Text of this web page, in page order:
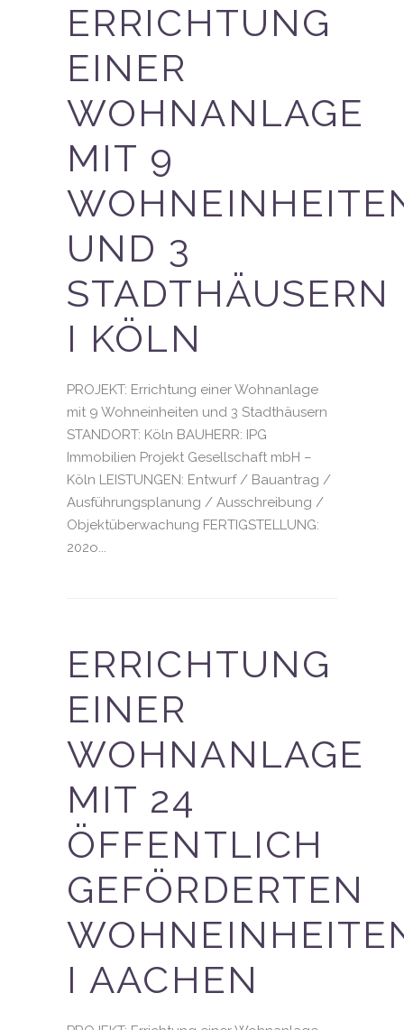
ERRICHTUNG
EINER
WOHNANLAGE
MIT 9
UND 3
STADTHÄUSERN
I KÖLN
PROJEKT: Errichtung einer Wohnanlage
mit 9 Wohneinheiten und 3 Stadthäusern
STANDORT: Köln BAUHERR: IPG
Immobilien Projekt Gesellschaft mbH –
Köln LEISTUNGEN: Entwurf / Bauantrag /
Ausführungsplanung / Ausschreibung /
Objektüberwachung FERTIGSTELLUNG:
202o...
ERRICHTUNG
EINER
WOHNANLAGE
MIT 24
ÖFFENTLICH
GEFÖRDERTEN
I AACHEN